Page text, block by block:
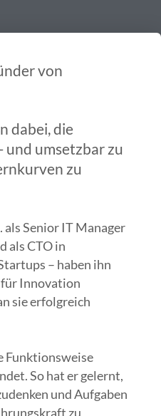
von
dabei, die
umsetzbar zu
zu
als Senior IT Manager
als CTO in
– haben ihn
Innovation
sie erfolgreich
Funktionsweise
So hat er gelernt,
und Aufgaben
zu